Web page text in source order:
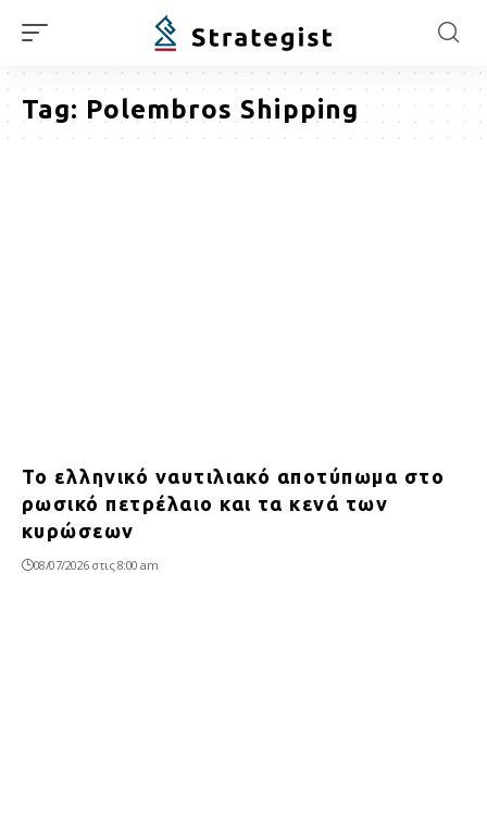
Tag: Polembros Shipping
Το ελληνικό ναυτιλιακό αποτύπωμα στο
ρωσικό πετρέλαιο και τα κενά των
κυρώσεων
08/07/2026 στις 8:00 am